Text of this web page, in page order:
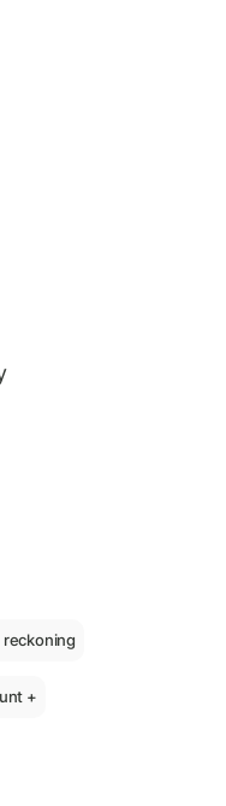
reckoning
+